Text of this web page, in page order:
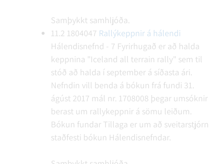
Samþykkt samhljóða.
11.2 1804047 Rallýkeppnir á hálendi
Hálendisnefnd - 7 Fyrirhugað er að halda
keppnina "Iceland all terrain rally" sem til
stóð að halda í september á síðasta ári.
Nefndin vill benda á bókun frá fundi 31.
ágúst 2017 mál nr. 1708008 þegar umsóknir
berast um rallykeppnir á sömu leiðum.
Bókun fundar Tillaga er um að sveitarstjórn
staðfesti bókun Hálendisnefndar.